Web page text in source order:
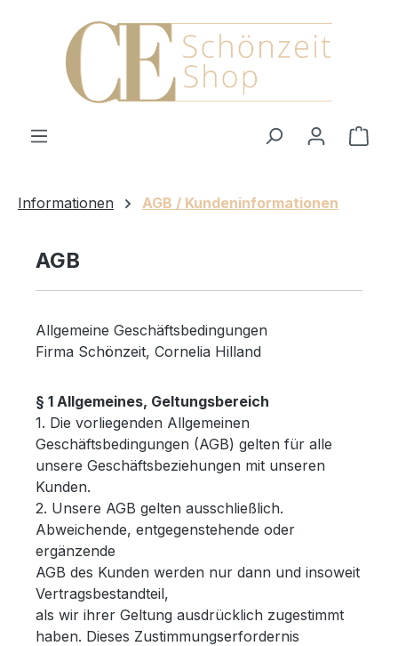
Zum Hauptinhalt springen
Informationen AGB / Kundeninformationen
AGB
Allgemeine Geschäftsbedingungen
Firma Schönzeit, Cornelia Hilland
§ 1 Allgemeines, Geltungsbereich
1. Die vorliegenden Allgemeinen
Geschäftsbedingungen (AGB) gelten für alle
unsere Geschäftsbeziehungen mit unseren
Kunden.
2. Unsere AGB gelten ausschließlich.
Abweichende, entgegenstehende oder
ergänzende
AGB des Kunden werden nur dann und insoweit
Vertragsbestandteil,
als wir ihrer Geltung ausdrücklich zugestimmt
haben. Dieses Zustimmungserfordernis